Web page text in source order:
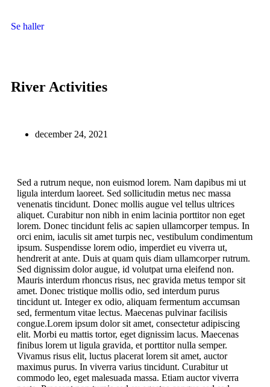
Se haller
River Activities
december 24, 2021
Sed a rutrum neque, non euismod lorem. Nam dapibus mi ut
ligula interdum laoreet. Sed sollicitudin metus nec massa
venenatis tincidunt. Donec mollis augue vel tellus ultrices
aliquet. Curabitur non nibh in enim lacinia porttitor non eget
lorem. Donec tincidunt felis ac sapien ullamcorper tempus. In
orci enim, iaculis sit amet turpis nec, vestibulum condimentum
ipsum. Suspendisse lorem odio, imperdiet eu viverra ut,
hendrerit at ante. Duis at quam quis diam ullamcorper rutrum.
Sed dignissim dolor augue, id volutpat urna eleifend non.
Mauris interdum rhoncus risus, nec gravida metus tempor sit
amet. Donec tristique mollis odio, sed interdum purus
tincidunt ut. Integer ex odio, aliquam fermentum accumsan
sed, fermentum vitae lectus. Maecenas pulvinar facilisis
congue.Lorem ipsum dolor sit amet, consectetur adipiscing
elit. Morbi eu mattis tortor, eget dignissim lacus. Maecenas
finibus lorem ut ligula gravida, et porttitor nulla semper.
Vivamus risus elit, luctus placerat lorem sit amet, auctor
maximus purus. In viverra varius tincidunt. Curabitur ut
commodo leo, eget malesuada massa. Etiam auctor viverra